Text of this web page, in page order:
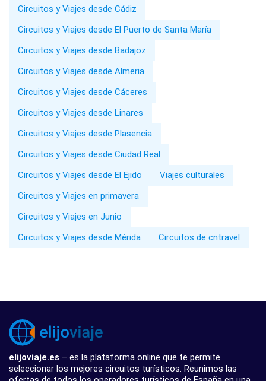
Circuitos y Viajes desde Cádiz
Circuitos y Viajes desde El Puerto de Santa María
Circuitos y Viajes desde Badajoz
Circuitos y Viajes desde Almeria
Circuitos y Viajes desde Cáceres
Circuitos y Viajes desde Linares
Circuitos y Viajes desde Plasencia
Circuitos y Viajes desde Ciudad Real
Circuitos y Viajes desde El Ejido
Viajes culturales
Circuitos y Viajes en primavera
Circuitos y Viajes en Junio
Circuitos y Viajes desde Mérida
Circuitos de cntravel
elijoviaje.es – es la plataforma online que te permite
seleccionar los mejores circuitos turísticos. Reunimos las